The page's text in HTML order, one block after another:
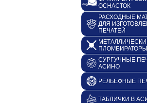
ОСНАСТОК
РАСХОДНЫЕ
ДЛЯ
ПЕЧАТЕЙ
СУРГУЧНЫЕ
АСИНО
РЕЛЬЕФНЫЕ
ТАБЛИЧКИ В